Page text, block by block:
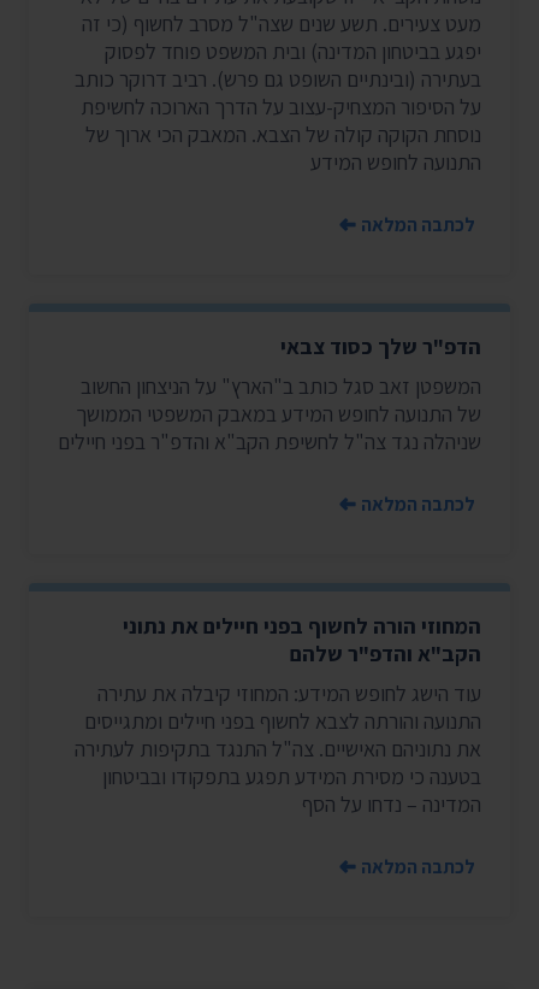
מעט צעירים. תשע שנים שצה"ל מסרב לחשוף (כי זה
יפגע בביטחון המדינה) ובית המשפט פוחד לפסוק
בעתירה (ובינתיים השופט גם פרש). רביב דרוקר כותב
על הסיפור המצחיק-עצוב על הדרך הארוכה לחשיפת
נוסחת הקוקה קולה של הצבא. המאבק הכי ארוך של
התנועה לחופש המידע
לכתבה המלאה
הדפ"ר שלך כסוד צבאי
המשפטן זאב סגל כותב ב"הארץ" על הניצחון החשוב
של התנועה לחופש המידע במאבק המשפטי הממושך
שניהלה נגד צה"ל לחשיפת הקב"א והדפ"ר בפני חיילים
לכתבה המלאה
המחוזי הורה לחשוף בפני חיילים את נתוני
הקב"א והדפ"ר שלהם
עוד הישג לחופש המידע: המחוזי קיבלה את עתירה
התנועה והורתה לצבא לחשוף בפני חיילים ומתגייסים
את נתוניהם האישיים. צה"ל התנגד בתקיפות לעתירה
בטענה כי מסירת המידע תפגע בתפקודו ובביטחון
המדינה – נדחו על הסף
לכתבה המלאה